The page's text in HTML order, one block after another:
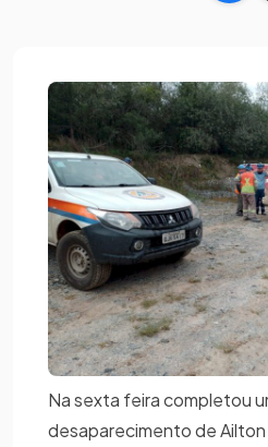
Na sexta feira completou
desaparecimento de Ailton